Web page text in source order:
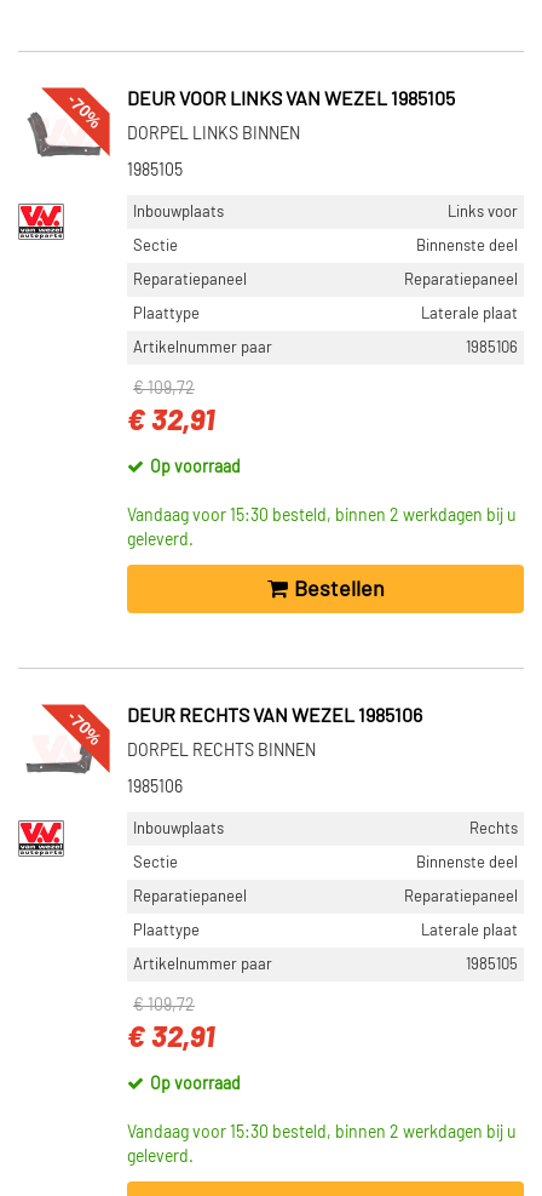
-70% DEUR VOOR LINKS VAN WEZEL 1985105
DORPEL LINKS BINNEN
1985105
Inbouwplaats
Links voor
Sectie
Binnenste deel
Reparatiepaneel
Reparatiepaneel
Plaattype
Laterale plaat
Artikelnummer paar
1985106
€ 109,72
€ 32,91
Op voorraad
Vandaag voor 15:30 besteld, binnen 2 werkdagen bij u
geleverd.
Bestellen
-70% DEUR RECHTS VAN WEZEL 1985106
DORPEL RECHTS BINNEN
1985106
Inbouwplaats
Rechts
Sectie
Binnenste deel
Reparatiepaneel
Reparatiepaneel
Plaattype
Laterale plaat
Artikelnummer paar
1985105
€ 109,72
€ 32,91
Op voorraad
Vandaag voor 15:30 besteld, binnen 2 werkdagen bij u
geleverd.